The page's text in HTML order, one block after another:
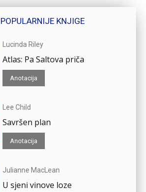
KNJIGE
Lucinda Riley
Atlas: Pa Saltova priča
Anotacija
Lee Child
Savršen plan
Anotacija
Julianne MacLean
U sjeni vinove loze